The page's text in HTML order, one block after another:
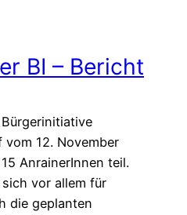
BI – Bericht
12. November
AnrainerInnen teil.
vor allem für
die geplanten